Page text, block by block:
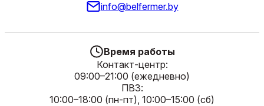
info@belfermer.by
Время работы
Контакт-центр:
09:00–21:00 (ежедневно)
ПВЗ:
10:00–18:00 (пн-пт), 10:00–15:00 (сб)